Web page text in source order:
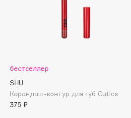
BORK
Brunello Cucinelli
бестселлер
SHU
Карандаш-контур для губ Cuties
375 ₽